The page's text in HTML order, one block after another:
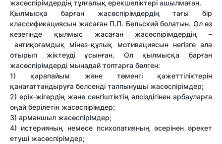
жасөспірімдердің тұлғалық ерекшеліктері ашылмаған.
Қылмысқа барған жасөспірімдердің тағы бір
классификациясын жасаған П.П. Бельский болатын. Ол өз
кезегінде қылмыс жасаған жасөспірімдердің –
антиқоғамдық мінез-құлық мотивациясын негізге ала
отырып жіктеуді ұсынған. Ол қылмысқа барған
жасөспірімдерді мынадай топтарға бөлген:
1) қарапайым және төменгі қажеттіліктерін
қанағаттандыруға белсенді талпынушы жасөспірімдер;
2) ерік-жігердің және сенгіштіктің әлсіздігінен арбауларға
оңай берілетін жасөспірімдер;
3) арманшыл жасөспірімдер;
4) истерияның немесе психопатияның әсерінен әрекет
етуші жасөспірімдер;